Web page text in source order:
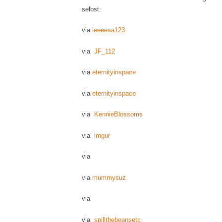
selbst:
via leeeesa123
via JF_112
via eternityinspace
via eternityinspace
via KennieBlossoms
via imgur
via
via mummysuz
via
via spillthebeansetc